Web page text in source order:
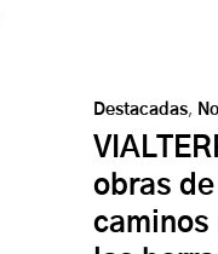
Destacadas,
obras
caminos